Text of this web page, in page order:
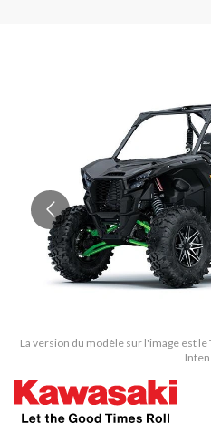
La version du modèle sur l'image est le